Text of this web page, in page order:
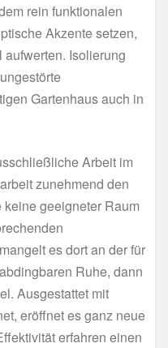
rein funktionalen
Akzente setzen,
Isolierung
Gartenhaus auch in
Arbeit im
zunehmend den
geeigneter Raum
es dort an der für
Ruhe, dann
Ausgestattet mit
eröffnet es ganz neue
erfahren einen